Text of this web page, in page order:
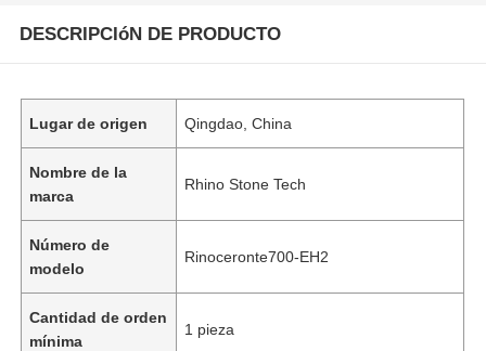
DESCRIPCIóN DE PRODUCTO
Lugar de origen Qingdao, China
Nombre de la
marca
Rhino Stone Tech
Número de
modelo
Rinoceronte700-EH2
Cantidad de orden
mínima
1 pieza